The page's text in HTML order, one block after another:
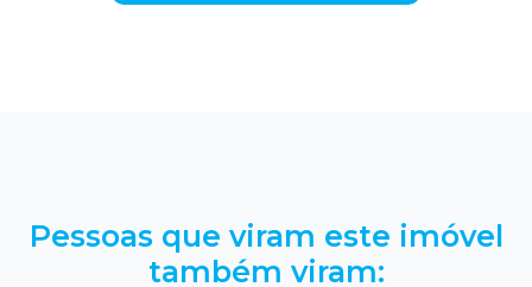
Pessoas que viram este imóvel
também viram: